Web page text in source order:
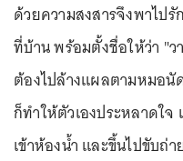
ด้วยความสงสารจึงพาไป
ที่บ้าน พร้อมตั้งชื่อให้ว่า "
ต้องไปล้างแผลตามหมอนั
ก็ทำให้ตัวเองประหลาดใจ
เข้าห้องน้ำ และขึ้นไปขับถ่